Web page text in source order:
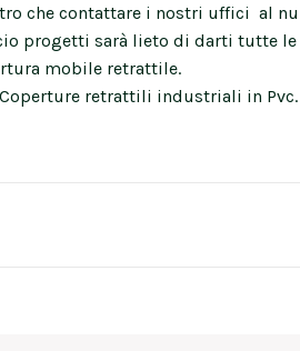
che contattare i nostri uffici al
progetti sarà lieto di darti tutte
mobile retrattile.
retrattili industriali in Pvc.